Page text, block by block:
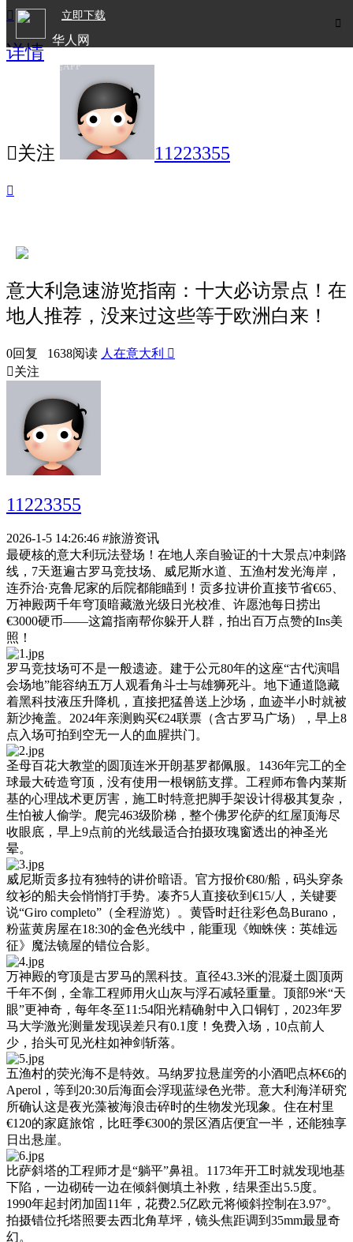

立即下载
华人网
欧洲华人生活APP

详情
关注 11223355

意大利急速游览指南：十大必访景点！在
地人推荐，没来过这些等于欧洲白来！
0回复 1638阅读 人在意大利 
关注
11223355
2026-1-5 14:26:46 #旅游资讯
最硬核的意大利玩法登场！在地人亲自验证的十大景点冲刺路
线，7天逛遍古罗马竞技场、威尼斯水道、五渔村发光海岸，
连乔治·克鲁尼家的后院都能瞄到！贡多拉讲价直接节省€65、
万神殿两千年穹顶暗藏激光级日光校准、许愿池每日捞出
€3000硬币——这篇指南帮你躲开人群，拍出百万点赞的Ins美
照！
罗马竞技场可不是一般遗迹。建于公元80年的这座“古代演唱
会场地”能容纳五万人观看角斗士与雄狮死斗。地下通道隐藏
着黑科技液压升降机，直接把猛兽送上沙场，血迹半小时就被
新沙掩盖。2024年亲测购买€24联票（含古罗马广场），早上8
点入场可拍到空无一人的血腥拱门。
圣母百花大教堂的圆顶连米开朗基罗都佩服。1436年完工的全
球最大砖造穹顶，没有使用一根钢筋支撑。工程师布鲁内莱斯
基的心理战术更厉害，施工时特意把脚手架设计得极其复杂，
生怕被人偷学。爬完463级阶梯，整个佛罗伦萨的红屋顶海尽
收眼底，早上9点前的光线最适合拍摄玫瑰窗透出的神圣光
晕。
威尼斯贡多拉有独特的讲价暗语。官方报价€80/船，码头穿条
纹衫的船夫会悄悄打手势。凑齐5人直接砍到€15/人，关键要
说“Giro completo”（全程游览）。黄昏时赶往彩色岛Burano，
粉蓝黄房屋在18:30的金色光线中，能重现《蜘蛛侠：英雄远
征》魔法镜屋的错位合影。
万神殿的穹顶是古罗马的黑科技。直径43.3米的混凝土圆顶两
千年不倒，全靠工程师用火山灰与浮石减轻重量。顶部9米“天
眼”更神奇，每年冬至11:54阳光精确射中入口铜钉，2023年罗
马大学激光测量发现误差只有0.1度！免费入场，10点前人
少，抬头可见光柱如神剑斩落。
五渔村的荧光海不是特效。马纳罗拉悬崖旁的小酒吧点杯€6的
Aperol，等到20:30后海面会浮现蓝绿色光带。意大利海洋研究
所确认这是夜光藻被海浪击碎时的生物发光现象。住在村里
€120的家庭旅馆，比旺季€300的景区酒店便宜一半，还能独享
日出悬崖。
比萨斜塔的工程师才是“躺平”鼻祖。1173年开工时就发现地基
下陷，一边砌砖一边在倾斜侧填土补救，结果歪出5.5度。
1990年起封闭加固11年，花费2.5亿欧元将倾斜控制在3.97°。
拍摄错位托塔照要去西北角草坪，镜头焦距调到35mm最显奇
幻。